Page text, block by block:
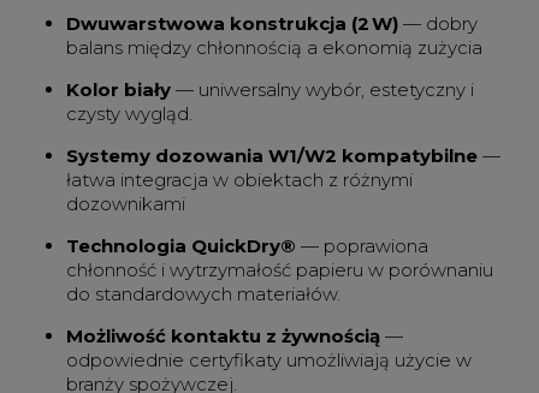
Dwuwarstwowa konstrukcja (2 W) — dobry
balans między chłonnością a ekonomią zużycia
Kolor biały — uniwersalny wybór, estetyczny i
czysty wygląd.
Systemy dozowania W1/W2 kompatybilne —
łatwa integracja w obiektach z różnymi
dozownikami
Technologia QuickDry® — poprawiona
chłonność i wytrzymałość papieru w porównaniu
do standardowych materiałów.
Możliwość kontaktu z żywnością —
odpowiednie certyfikaty umożliwiają użycie w
branży spożywczej.